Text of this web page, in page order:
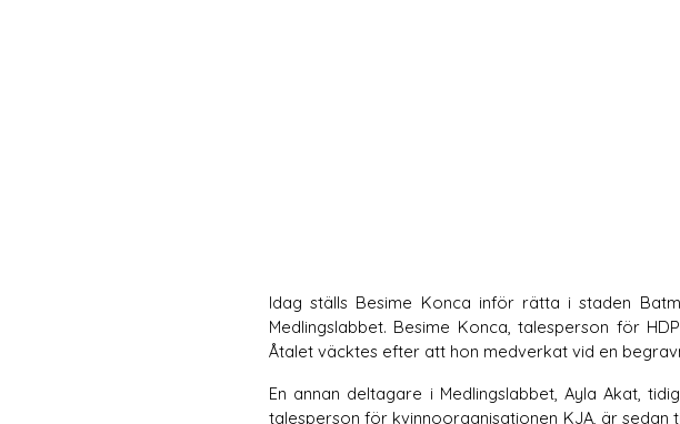
Idag ställs Besime Konca inför rätta i staden
Medlingslabbet. Besime Konca, talesperson för
Åtalet väcktes efter att hon medverkat vid en
En annan deltagare i Medlingslabbet, Ayla Akat,
talesperson för kvinnoorganisationen KJA, är sedan